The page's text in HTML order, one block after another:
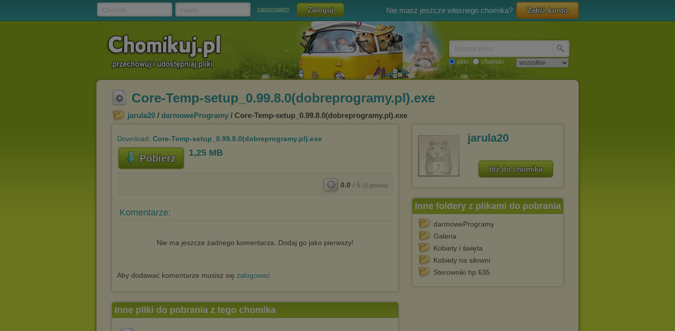
zapomniałem Nie masz jeszcze własnego chomika? Załóż konto
pliki chomiki
Core-Temp-setup_0.99.8.0(dobreprogramy.pl).exe
jarula20 / darmoweProgramy / Core-Temp-setup_0.99.8.0(dobreprogramy.pl).exe
Download: Core-Temp-setup_0.99.8.0(dobreprogramy.pl).exe
Pobierz 1,25 MB
0.0 / 5 (0 głosów)
Komentarze:
Nie ma jeszcze żadnego komentarza. Dodaj go jako pierwszy!
Aby dodawać komentarze musisz się zalogować
jarula20
Idź do chomika
Inne foldery z plikami do pobrania
darmoweProgramy
Galeria
Kobiety i święta
Kobiety na siłowni
Sterowniki hp 635
Inne pliki do pobrania z tego chomika